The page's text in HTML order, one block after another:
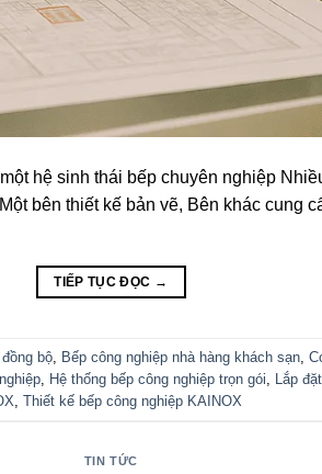
hệ sinh thái bếp chuyên nghiệp
bên thiết kế bản vẽ, Bên khác cung
TIẾP TỤC ĐỌC →
bộ Bếp công nghiệp nhà hàng khách sạn
Hệ thống bếp công nghiệp trọn gói Lắp
Thiết kế bếp công nghiệp KAINOX
TIN TỨC